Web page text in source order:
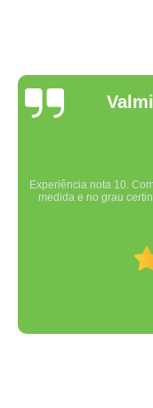
Experiência nota 10.
medida e no grau